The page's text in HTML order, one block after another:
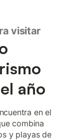
visitar
año
en el
combina
y playas de